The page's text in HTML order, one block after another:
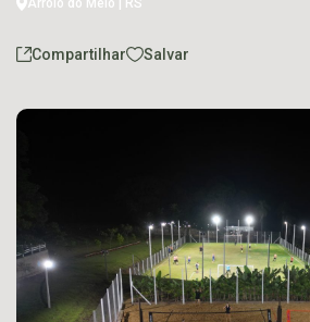
Arroio do Meio | RS
Compartilhar Salvar